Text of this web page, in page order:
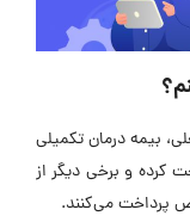
بیمه درمان تکمیلی
کرده و برخی دیگر از
پرداخت می‌کنند.